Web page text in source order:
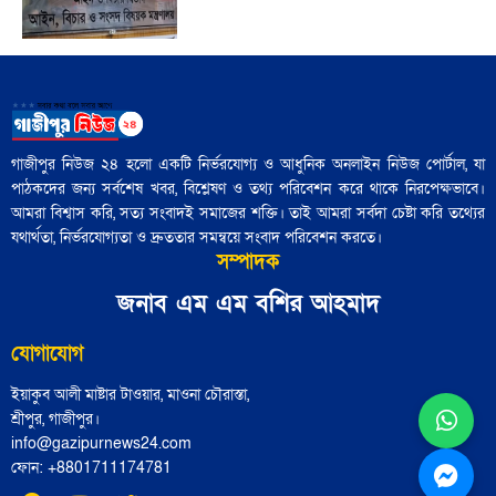
৪৮ হাজার পুলিশ সদস্য নির্বাচনী প্রশিক্ষণ
সম্পন্ন: পুলিশ সদর দপ্তর
জামায়াতের চূড়ান্ত প্রার্থী তালিকা শিগগিরই
ঘোষণা করবেন শফিকুর রহমান
হাসনাত, সারজিস, আখতার ও নাসীরের
গাজীপুর নিউজ ২৪ হলো একটি নির্ভরযোগ্য ও আধুনিক অনলাইন নিউজ পোর্টাল, যা
পাঠকদের জন্য সর্বশেষ খবর, বিশ্লেষণ ও তথ্য পরিবেশন করে থাকে নিরপেক্ষভাবে।
আমরা বিশ্বাস করি, সত্য সংবাদই সমাজের শক্তি। তাই আমরা সর্বদা চেষ্টা করি তথ্যের
যথার্থতা, নির্ভরযোগ্যতা ও দ্রুততার সমন্বয়ে সংবাদ পরিবেশন করতে।
সম্পাদক
জনাব এম এম বশির আহমাদ
যোগাযোগ
ইয়াকুব আলী মাষ্টার টাওয়ার, মাওনা চৌরাস্তা,
শ্রীপুর, গাজীপুর।
info@gazipurnews24.com
ফোন: ‪+8801711174781‬